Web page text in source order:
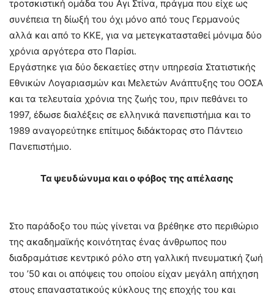
τροτσκιστική ομάδα του Αγι Στίνα, πράγμα που είχε ως
συνέπεια τη δίωξή του όχι μόνο από τους Γερμανούς
αλλά και από το ΚΚΕ, για να μετεγκατασταθεί μόνιμα δύο
χρόνια αργότερα στο Παρίσι.
Εργάστηκε για δύο δεκαετίες στην υπηρεσία Στατιστικής
Εθνικών Λογαριασμών και Μελετών Ανάπτυξης του ΟΟΣΑ
και τα τελευταία χρόνια της ζωής του, πριν πεθάνει το
1997, έδωσε διαλέξεις σε ελληνικά πανεπιστήμια και το
1989 αναγορεύτηκε επίτιμος διδάκτορας στο Πάντειο
Πανεπιστήμιο.
Τα ψευδώνυμα και ο φόβος της απέλασης
Στο παράδοξο του πώς γίνεται να βρέθηκε στο περιθώριο
της ακαδημαϊκής κοινότητας ένας άνθρωπος που
διαδραμάτισε κεντρικό ρόλο στη γαλλική πνευματική ζωή
του ’50 και οι απόψεις του οποίου είχαν μεγάλη απήχηση
στους επαναστατικούς κύκλους της εποχής του και